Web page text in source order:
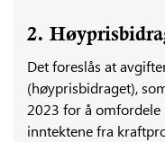
2.
Det foreslås at
(høyprisbidraget),
2023 for å
inntektene fra